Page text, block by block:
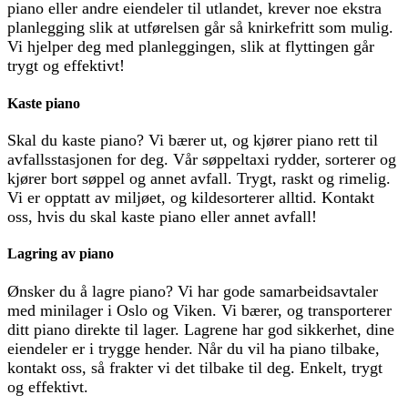
piano eller andre eiendeler til utlandet, krever noe ekstra
planlegging slik at utførelsen går så knirkefritt som mulig.
Vi hjelper deg med planleggingen, slik at flyttingen går
trygt og effektivt!
Kaste piano
Skal du kaste piano? Vi bærer ut, og kjører piano rett til
avfallsstasjonen for deg. Vår søppeltaxi rydder, sorterer og
kjører bort søppel og annet avfall. Trygt, raskt og rimelig.
Vi er opptatt av miljøet, og kildesorterer alltid. Kontakt
oss, hvis du skal kaste piano eller annet avfall!
Lagring av piano
Ønsker du å lagre piano? Vi har gode samarbeidsavtaler
med minilager i Oslo og Viken. Vi bærer, og transporterer
ditt piano direkte til lager. Lagrene har god sikkerhet, dine
eiendeler er i trygge hender. Når du vil ha piano tilbake,
kontakt oss, så frakter vi det tilbake til deg. Enkelt, trygt
og effektivt.